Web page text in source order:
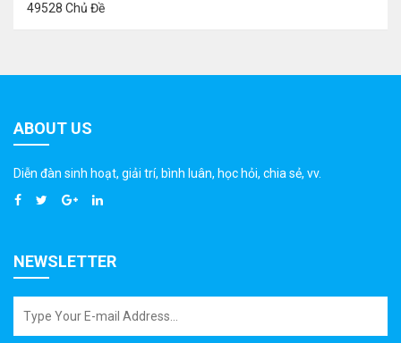
49528 Chủ Đề
ABOUT US
Diễn đàn sinh hoạt, giải trí, bình luân, học hỏi, chia sẻ, vv.
NEWSLETTER